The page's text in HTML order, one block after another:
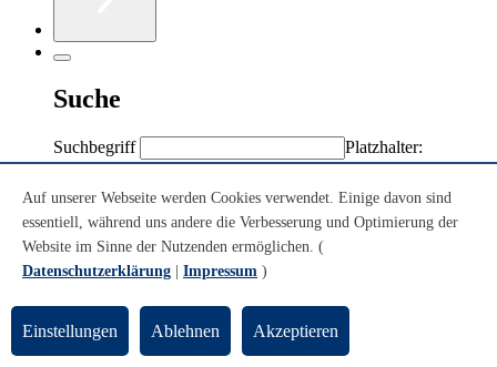
Suche
Suchbegriff
Platzhalter:
Sternchen (*)
Volltext
Personen/Einrichtungen
Volltext + Personen/Einrichtungen
Konzerte
Theatersaal
Auf unserer Webseite werden Cookies verwendet. Einige davon sind
essentiell, während uns andere die Verbesserung und Optimierung der
Website im Sinne der Nutzenden ermöglichen. (
Datenschutzerklärung
Impressum )
Einstellungen Ablehnen Akzeptieren